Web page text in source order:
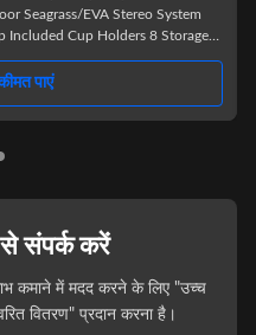
holders 7.6m (25-30FT) length
Maximum horsepower:
with comfort, making it ideal
पाएं
से संपर्क करें
कमाने में मदद करने के लिए "उच्च
वितरण" प्रदान करना है।